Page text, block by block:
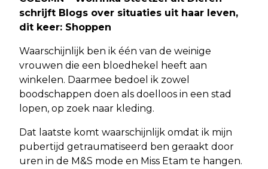
schrijft Blogs over situaties uit haar leven,
dit keer: Shoppen
Waarschijnlijk ben ik één van de weinige
vrouwen die een bloedhekel heeft aan
winkelen. Daarmee bedoel ik zowel
boodschappen doen als doelloos in een stad
lopen, op zoek naar kleding.
Dat laatste komt waarschijnlijk omdat ik mijn
pubertijd getraumatiseerd ben geraakt door
uren in de M&S mode en Miss Etam te hangen.